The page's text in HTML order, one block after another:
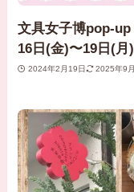
文具女子博pop-up
16日(金)〜19日(月)
2024年2月19日 2025年9